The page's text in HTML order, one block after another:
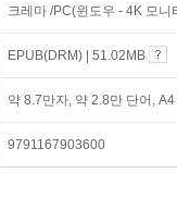
크레마 /PC(윈도우 - 4K 모
EPUB(DRM) | 51.02MB
약 8.7만자, 약 2.8만 단어,
9791167903600